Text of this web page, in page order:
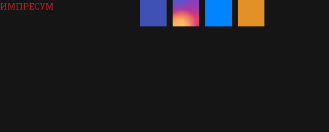
ИМПРЕСУМ